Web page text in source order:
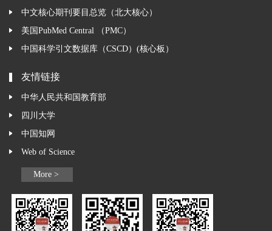
中文核心期刊要目总览（北大核心）
美国PubMed Central （PMC）
中国科学引文数据库（CSCD）(核心板）
友情链接
中华人民共和国教育部
四川大学
中国知网
Web of Science
More >